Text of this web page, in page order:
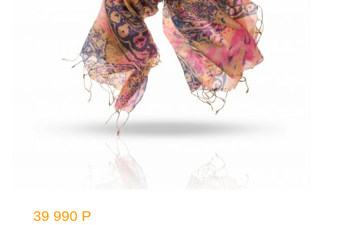
39 990 Р